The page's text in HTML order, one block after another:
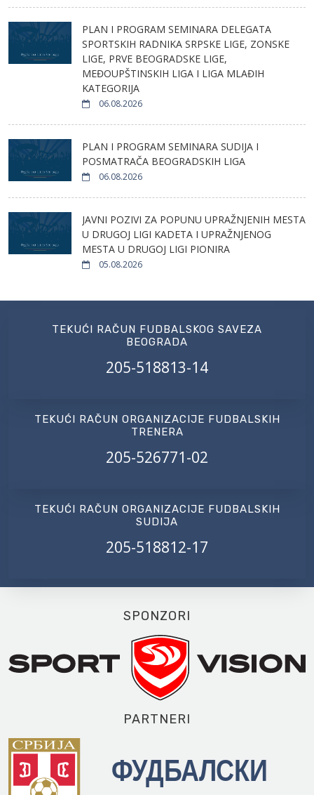
PLAN I PROGRAM SEMINARA DELEGATA
SPORTSKIH RADNIKA SRPSKE LIGE, ZONSKE
LIGE, PRVE BEOGRADSKE LIGE,
MEĐOUPŠTINSKIH LIGA I LIGA MLAĐIH
KATEGORIJA
06.08.2026
PLAN I PROGRAM SEMINARA SUDIJA I
POSMATRAČA BEOGRADSKIH LIGA
06.08.2026
JAVNI POZIVI ZA POPUNU UPRAŽNJENIH MESTA
U DRUGOJ LIGI KADETA I UPRAŽNJENOG
MESTA U DRUGOJ LIGI PIONIRA
05.08.2026
TEKUĆI RAČUN FUDBALSKOG SAVEZA
BEOGRADA
205-518813-14
TEKUĆI RAČUN ORGANIZACIJE FUDBALSKIH
TRENERA
205-526771-02
TEKUĆI RAČUN ORGANIZACIJE FUDBALSKIH
SUDIJA
205-518812-17
SPONZORI
PARTNERI